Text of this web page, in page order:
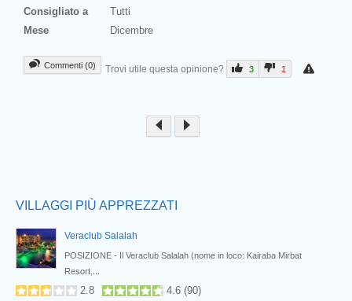
Consigliato a
Tutti
Mese
Dicembre
Commenti (0) Trovi utile questa opinione? 3 1
VILLAGGI PIÙ APPREZZATI
Veraclub Salalah
POSIZIONE - Il Veraclub Salalah (nome in loco: Kairaba Mirbat
Resort,...
2.8 4.6 (90)